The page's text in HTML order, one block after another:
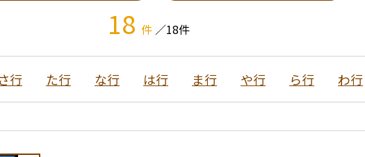
18 件 ／18件
行 た行 な行 は行 ま行 や行 ら行 わ行